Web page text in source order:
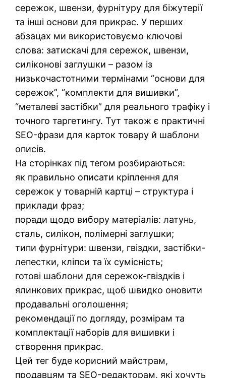
сережок, швензи, фурнітуру для біжутерії
та інші основи для прикрас. У перших
абзацах ми використовуємо ключові
слова: затискачі для сережок, швензи,
силіконові заглушки – разом із
низькочастотними термінами “основи для
сережок”, “комплекти для вишивки”,
“металеві застібки” для реального трафіку і
точного таргетингу. Тут також є практичні
SEO-фрази для карток товару й шаблони
описів.
На сторінках під тегом розбираються:
як правильно описати кріплення для
сережок у товарній картці – структура і
приклади фраз;
поради щодо вибору матеріалів: латунь,
сталь, силікон, полімерні заглушки;
типи фурнітури: швензи, гвіздки, застібки-
лепестки, кліпси та їх сумісність;
готові шаблони для сережок-гвіздків і
ялинкових прикрас, щоб швидко оновити
продавальні оголошення;
рекомендації по догляду, розмірам та
комплектації наборів для вишивки і
створення прикрас.
Цей тег буде корисний майстрам,
продавцям та SEO-редакторам, які хочуть